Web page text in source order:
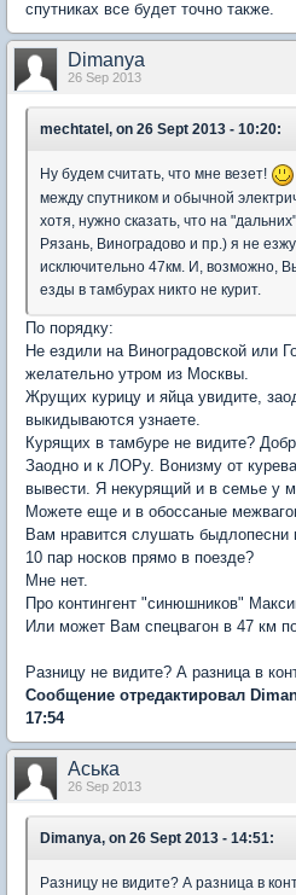
спутниках все будет точно также.
Dimanya
26 Sep 2013
mechtatel, on 26 Sept 2013 - 10:20:
Ну будем считать, что мне везет!
между спутником и обычной
хотя, нужно сказать, что на
Рязань, Виноградово и пр.) я не
исключительно 47км. И, возможно,
езды в тамбурах никто не курит.
По порядку:
Не ездили на Виноградовской или
желательно утром из Москвы.
Жрущих курицу и яйца увидите,
выкидываются узнаете.
Курящих в тамбуре не видите?
Заодно и к ЛОРу. Вонизму от
вывести. Я некурящий и в семье у
Можете еще и в обоссаные
Вам нравится слушать
10 пар носков прямо в поезде?
Мне нет.
Про контингент "синюшников"
Или может Вам спецвагон в 47 км
Разницу не видите? А разница в
Сообщение отредактировал
17:54
Аська
26 Sep 2013
Dimanya, on 26 Sept 2013 - 14:51:
Разницу не видите? А разница в